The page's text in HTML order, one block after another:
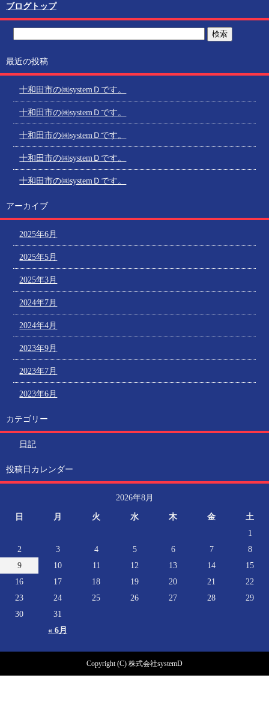
ブログトップ
最近の投稿
十和田市の㈱systemＤです。
十和田市の㈱systemＤです。
十和田市の㈱systemＤです。
十和田市の㈱systemＤです。
十和田市の㈱systemＤです。
アーカイブ
2025年6月
2025年5月
2025年3月
2024年7月
2024年4月
2023年9月
2023年7月
2023年6月
カテゴリー
日記
投稿日カレンダー
2026年8月
日 月 火 水 木 金 土
« 6月
1
2
3 4 5 6 7
8
9
10 11 12 13 14
15
16
17 18 19 20 21
22
23
24 25 26 27 28
29
30
31
Copyright (C) 株式会社systemD